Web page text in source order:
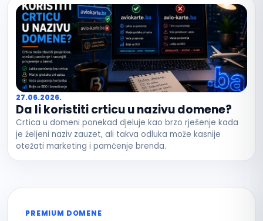
27.06.2026.
Da li koristiti crticu u nazivu domene?
Crtica u domeni ponekad djeluje kao brzo rješenje kada
je željeni naziv zauzet, ali takva odluka može kasnije
otežati marketing i pamćenje brenda.
PREMIUM DOMENE